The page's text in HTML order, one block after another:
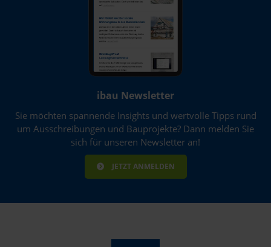
ibau Newsletter
Sie möchten spannende Insights und wertvolle Tipps rund
um Ausschreibungen und Bauprojekte? Dann melden Sie
sich für unseren Newsletter an!
JETZT ANMELDEN